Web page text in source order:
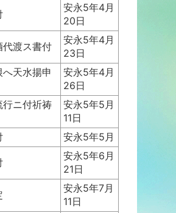
安永5年4月
20日
代渡ス書付
安永5年4月
23日
天水揚申
安永5年4月
26日
行ニ付祈祷
安永5年5月
11日
安永5年5月
安永5年6月
21日
安永5年7月
11日